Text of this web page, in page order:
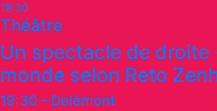
19:30
Théâtre
Un spectacle de droite
monde selon Reto
19:30 - Delémont